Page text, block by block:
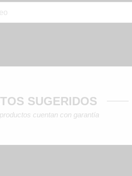
SUGERIDOS
cuentan con garantía